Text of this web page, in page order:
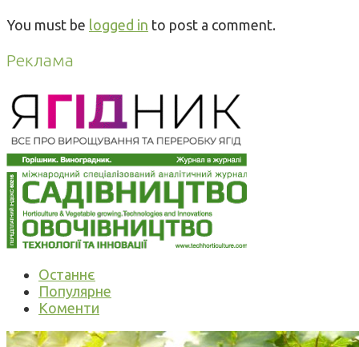
You must be logged in to post a comment.
Реклама
Останнє
Популярне
Коменти